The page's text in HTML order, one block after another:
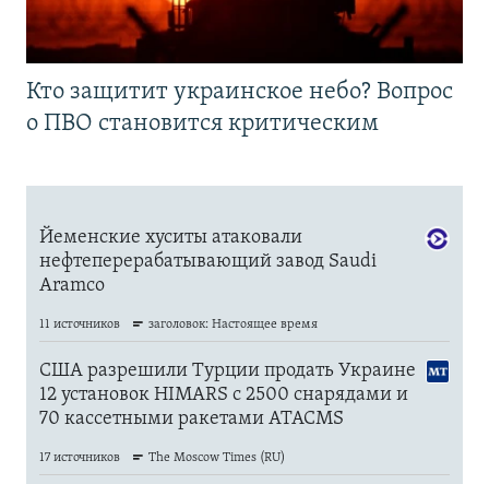
Кто защитит украинское небо? Вопрос
о ПВО становится критическим